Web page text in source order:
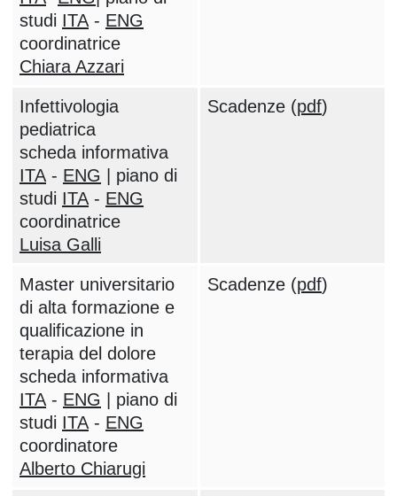
studi ITA- ENG
coordinatrice
Chiara Azzari
Infettivologia
pediatrica
scheda informativa
ITA- ENG | piano di
studi ITA- ENG
coordinatrice
Luisa Galli
Scadenze (pdf)
Master universitario
di alta formazione e
qualificazione in
terapia del dolore
scheda informativa
ITA- ENG | piano di
studi ITA- ENG
coordinatore
Alberto Chiarugi
Scadenze (pdf)